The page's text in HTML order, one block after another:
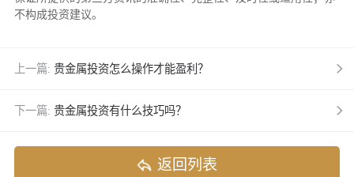
不构成投资建议。
上一篇: 贵金属投资怎么操作才能盈利？
下一篇: 贵金属投资有什么技巧吗？
返回列表